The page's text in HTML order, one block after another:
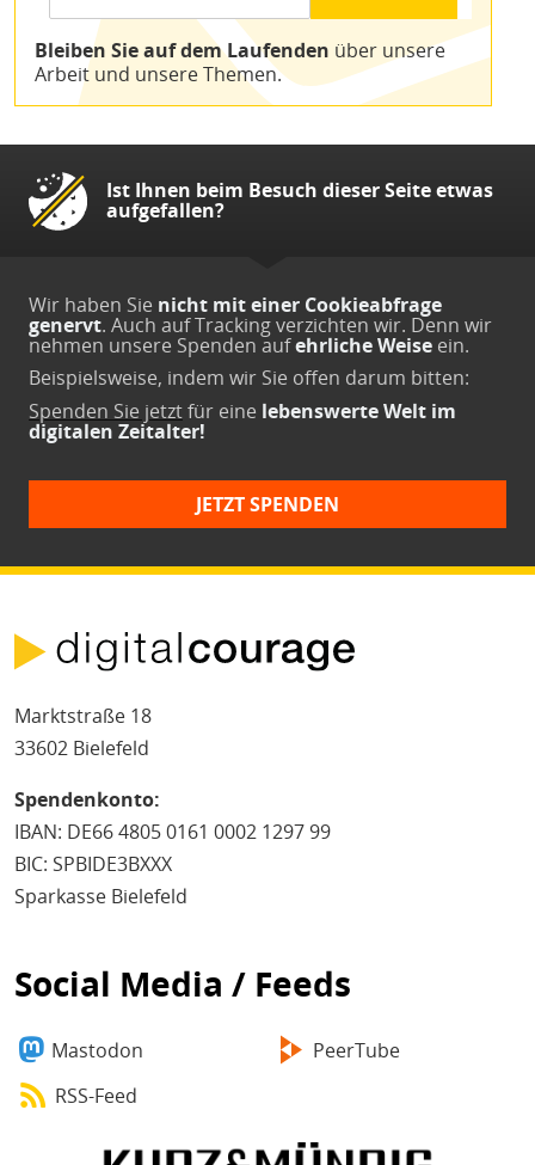
Bleiben Sie auf dem Laufenden über unsere
Arbeit und unsere Themen.
Ist Ihnen beim Besuch dieser Seite etwas
aufgefallen?
Wir haben Sie nicht mit einer Cookieabfrage
genervt. Auch auf Tracking verzichten wir. Denn wir
nehmen unsere Spenden aufehrliche Weise ein.
Beispielsweise, indem wir Sie offen darum bitten:
Spenden Sie jetztfür eine lebenswerte Welt im
digitalen Zeitalter!
JETZT SPENDEN
Marktstraße 18
33602 Bielefeld
Spendenkonto:
IBAN: DE66 4805 0161 0002 1297 99
BIC: SPBIDE3BXXX
Sparkasse Bielefeld
Social Media / Feeds
Mastodon
PeerTube
RSS-Feed